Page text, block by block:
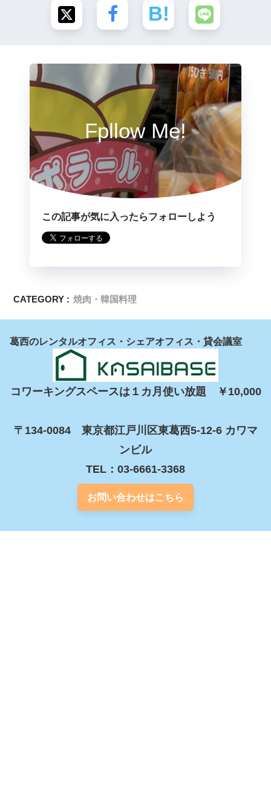
Fpllow Me!
この記事が気に入ったらフォローしよう
CATEGORY : 焼肉・韓国料理
葛西のレンタルオフィス・シェアオフィス・貸会議室
コワーキングスペースは１カ月使い放題　￥10,000
〒134-0084　東京都江戸川区東葛西5-12-6 カワマ
ンビル
TEL：03-6661-3368
お問い合わせはこちら